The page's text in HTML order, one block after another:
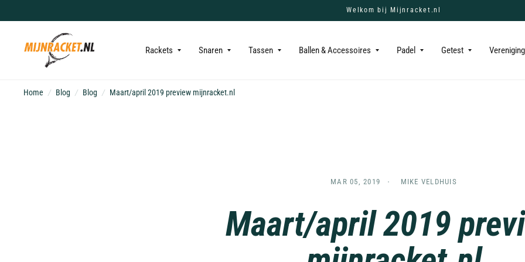
Welkom bij Mijnracket.nl
Rackets Snaren Tassen Ballen & Accessoires Padel Getest
Home / Blog / Blog / Maart/april 2019 preview mijnracket.nl
MAR 05, 2019 MIKE VELDHUIS
Maart/april 2019